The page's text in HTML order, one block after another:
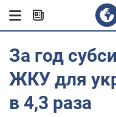
За год
ЖКУ для
в 4,3 раза